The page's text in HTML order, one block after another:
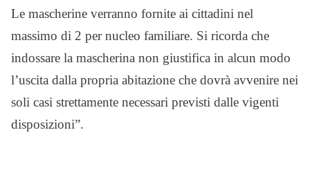
Le mascherine verranno fornite ai cittadini nel
massimo di 2 per nucleo familiare. Si ricorda che
indossare la mascherina non giustifica in alcun modo
l’uscita dalla propria abitazione che dovrà avvenire nei
soli casi strettamente necessari previsti dalle vigenti
disposizioni”.